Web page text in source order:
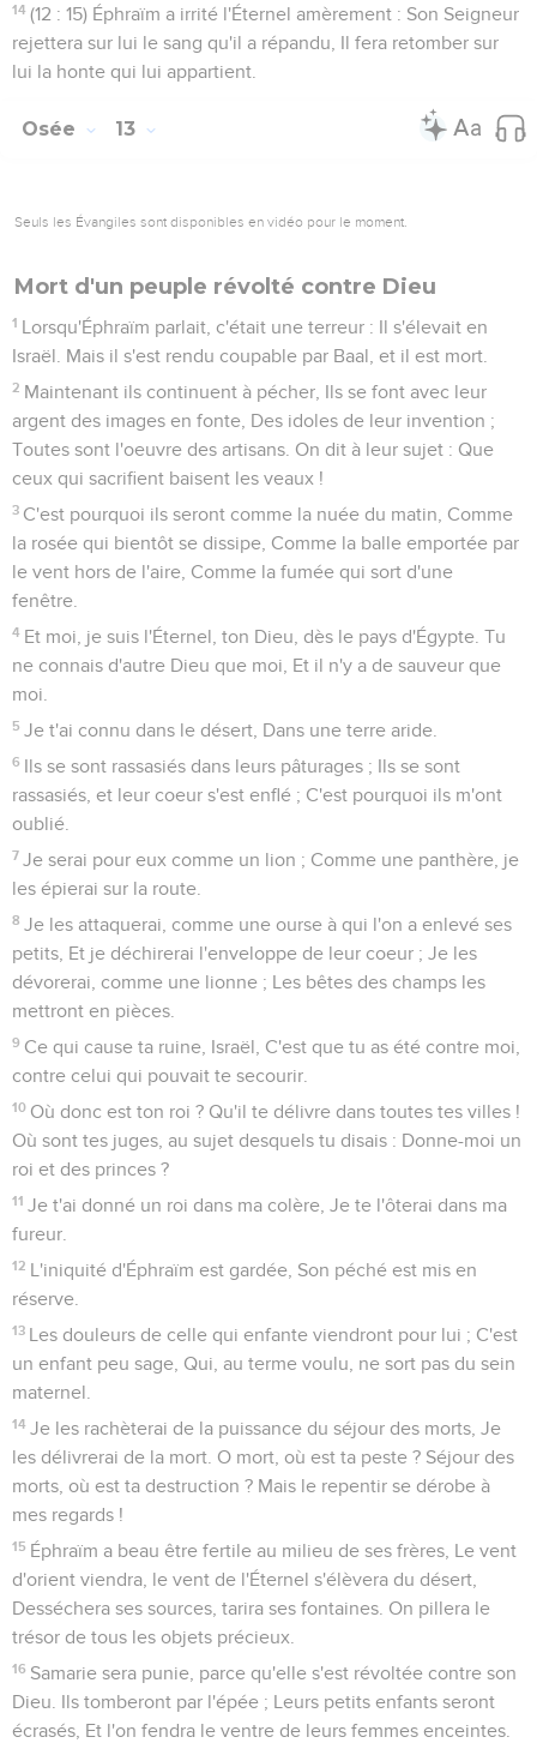
14 (12 : 15) Éphraïm a irrité l'Éternel amèrement : Son Seigneur
rejettera sur lui le sang qu'il a répandu, Il fera retomber sur
lui la honte qui lui appartient.
Osée 13
Seuls les Évangiles sont disponibles en vidéo pour le moment.
Mort d'un peuple révolté contre Dieu
1 Lorsqu'Éphraïm parlait, c'était une terreur : Il s'élevait en
Israël. Mais il s'est rendu coupable par Baal, et il est mort.
2 Maintenant ils continuent à pécher, Ils se font avec leur
argent des images en fonte, Des idoles de leur invention ;
Toutes sont l'oeuvre des artisans. On dit à leur sujet : Que
ceux qui sacrifient baisent les veaux !
3 C'est pourquoi ils seront comme la nuée du matin, Comme
la rosée qui bientôt se dissipe, Comme la balle emportée par
le vent hors de l'aire, Comme la fumée qui sort d'une
fenêtre.
4 Et moi, je suis l'Éternel, ton Dieu, dès le pays d'Égypte. Tu
ne connais d'autre Dieu que moi, Et il n'y a de sauveur que
moi.
5 Je t'ai connu dans le désert, Dans une terre aride.
6 Ils se sont rassasiés dans leurs pâturages ; Ils se sont
rassasiés, et leur coeur s'est enflé ; C'est pourquoi ils m'ont
oublié.
7 Je serai pour eux comme un lion ; Comme une panthère, je
les épierai sur la route.
8 Je les attaquerai, comme une ourse à qui l'on a enlevé ses
petits, Et je déchirerai l'enveloppe de leur coeur ; Je les
dévorerai, comme une lionne ; Les bêtes des champs les
mettront en pièces.
9 Ce qui cause ta ruine, Israël, C'est que tu as été contre moi,
contre celui qui pouvait te secourir.
10 Où donc est ton roi ? Qu'il te délivre dans toutes tes villes !
Où sont tes juges, au sujet desquels tu disais : Donne-moi un
roi et des princes ?
11 Je t'ai donné un roi dans ma colère, Je te l'ôterai dans ma
fureur.
12 L'iniquité d'Éphraïm est gardée, Son péché est mis en
réserve.
13 Les douleurs de celle qui enfante viendront pour lui ; C'est
un enfant peu sage, Qui, au terme voulu, ne sort pas du sein
maternel.
14 Je les rachèterai de la puissance du séjour des morts, Je
les délivrerai de la mort. O mort, où est ta peste ? Séjour des
morts, où est ta destruction ? Mais le repentir se dérobe à
mes regards !
15 Éphraïm a beau être fertile au milieu de ses frères, Le vent
d'orient viendra, le vent de l'Éternel s'élèvera du désert,
Desséchera ses sources, tarira ses fontaines. On pillera le
trésor de tous les objets précieux.
16 Samarie sera punie, parce qu'elle s'est révoltée contre son
Dieu. Ils tomberont par l'épée ; Leurs petits enfants seront
écrasés, Et l'on fendra le ventre de leurs femmes enceintes.